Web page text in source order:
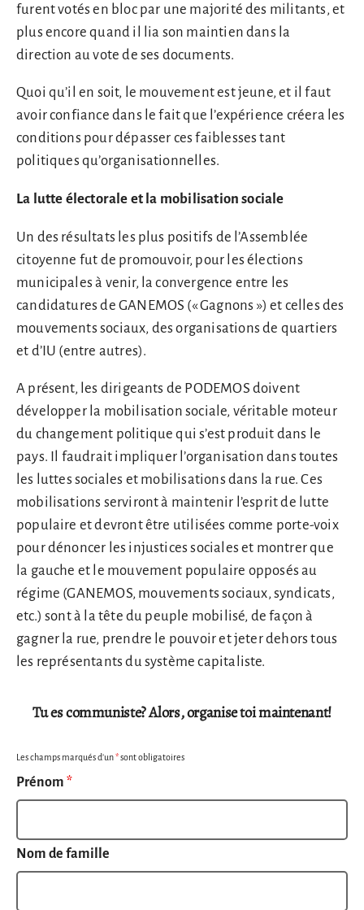
furent votés en bloc par une majorité des militants, et
plus encore quand il lia son maintien dans la
direction au vote de ses documents.
Quoi qu’il en soit, le mouvement est jeune, et il faut
avoir confiance dans le fait que l’expérience créera les
conditions pour dépasser ces faiblesses tant
politiques qu’organisationnelles.
La lutte électorale et la mobilisation sociale
Un des résultats les plus positifs de l’Assemblée
citoyenne fut de promouvoir, pour les élections
municipales à venir, la convergence entre les
candidatures de GANEMOS (« Gagnons ») et celles des
mouvements sociaux, des organisations de quartiers
et d’IU (entre autres).
A présent, les dirigeants de PODEMOS doivent
développer la mobilisation sociale, véritable moteur
du changement politique qui s’est produit dans le
pays. Il faudrait impliquer l’organisation dans toutes
les luttes sociales et mobilisations dans la rue. Ces
mobilisations serviront à maintenir l’esprit de lutte
populaire et devront être utilisées comme porte-voix
pour dénoncer les injustices sociales et montrer que
la gauche et le mouvement populaire opposés au
régime (GANEMOS, mouvements sociaux, syndicats,
etc.) sont à la tête du peuple mobilisé, de façon à
gagner la rue, prendre le pouvoir et jeter dehors tous
les représentants du système capitaliste.
Tu es communiste? Alors, organise toi maintenant!
Les champs marqués d’un*sont obligatoires
Prénom *
Nom de famille